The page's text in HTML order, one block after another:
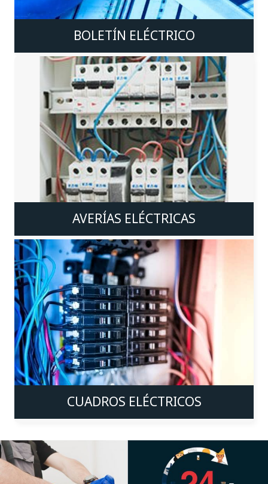
BOLETÍN ELÉCTRICO
AVERÍAS ELÉCTRICAS
CUADROS ELÉCTRICOS